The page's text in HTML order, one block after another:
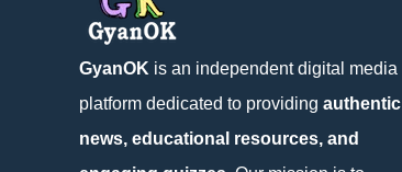
GyanOK is an independent digital media
platform dedicated to providing authentic
news, educational resources, and